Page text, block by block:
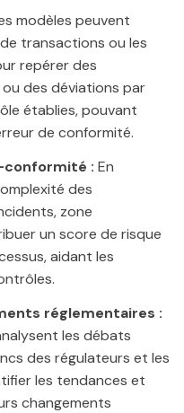
modèles peuvent
transactions ou les
repérer des
des déviations par
établies, pouvant
de conformité.
conformité : En
des
zone
un score de risque
aidant les
réglementaires :
les débats
des régulateurs et les
les tendances et
changements